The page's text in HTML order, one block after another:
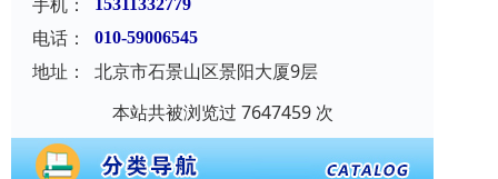
15311332779
电话： 010-59006545
地址：
北京市石景山区景阳大厦9层
本站共被浏览过 7647459 次